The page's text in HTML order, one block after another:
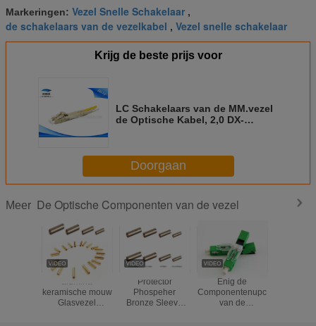
Markeringen: Vezel Snelle Schakelaar ,
de schakelaars van de vezelkabel , Vezel snelle schakelaar
Krijg de beste prijs voor
LC Schakelaars van de MM.vezel
de Optische Kabel, 2,0 DX-
Doorgaan
Meer De Optische Componenten van de vezel
alumina
keramische mouw
Glasvezel
Protector
Phospeher
Bronze Sleeve
Enig de
Componentenupc
van de